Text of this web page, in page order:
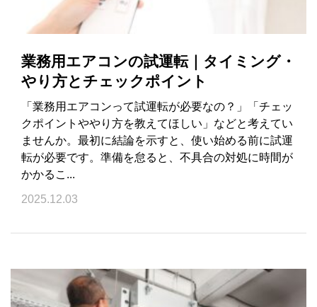
業務用エアコンの試運転｜タイミング・
やり方とチェックポイント
「業務用エアコンって試運転が必要なの？」「チェッ
クポイントややり方を教えてほしい」などと考えてい
ませんか。最初に結論を示すと、使い始める前に試運
転が必要です。準備を怠ると、不具合の対処に時間が
かかるこ...
2025.12.03